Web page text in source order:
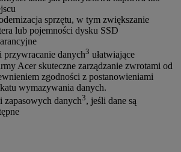
sprzętu, w tym zwiększanie
lub pojemności dysku SSD
przywracanie danych3 ułatwiające
Acer skuteczne zarządzanie zwrotami od
zgodności z postanowieniami
wymazywania danych.
zapasowych danych3, jeśli dane są